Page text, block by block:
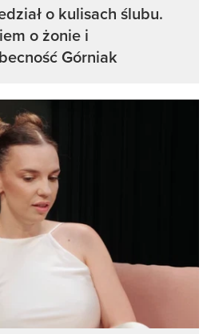
o kulisach ślubu.
o żonie i
Górniak